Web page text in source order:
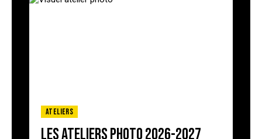
Ateliers
Les ateliers photo 2026-2027